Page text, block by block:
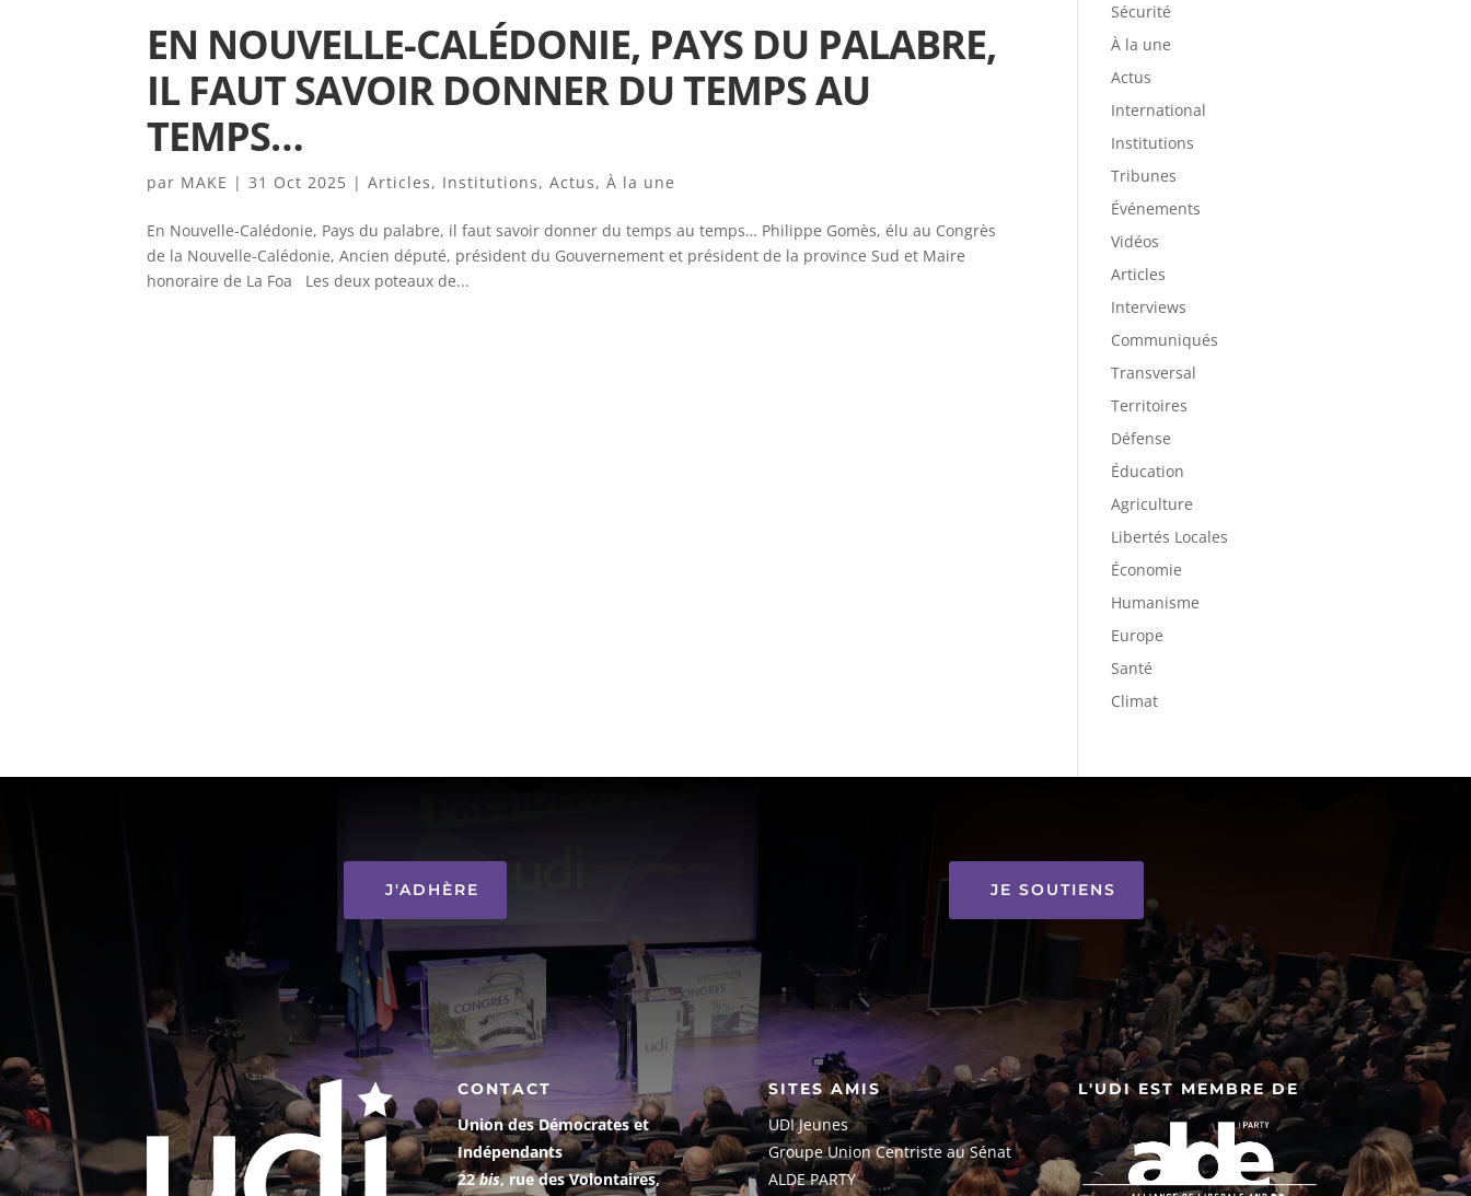
EN NOUVELLE-CALÉDONIE, PAYS DU PALABRE,
IL FAUT SAVOIR DONNER DU TEMPS AU
TEMPS…
par MAKE |31 Oct 2025 |Articles, Institutions,Actus,À la une
En Nouvelle-Calédonie, Pays du palabre, il faut savoir donner du temps au temps… Philippe Gomès, élu au Congrès
de la Nouvelle-Calédonie, Ancien député, président du Gouvernement et président de la province Sud et Maire
honoraire de La Foa Les deux poteaux de...
Sécurité
À la une
Actus
International
Institutions
Tribunes
Événements
Vidéos
Articles
Interviews
Communiqués
Transversal
Territoires
Défense
Éducation
Agriculture
Libertés Locales
Économie
Humanisme
Europe
Santé
Climat
J'ADHÈRE JE SOUTIENS
CONTACT
Union des Démocrates et
Indépendants
22bis, rue des Volontaires,
SITES AMIS
UDI Jeunes
Groupe Union Centriste au Sénat
ALDE PARTY
L'UDI EST MEMBRE DE